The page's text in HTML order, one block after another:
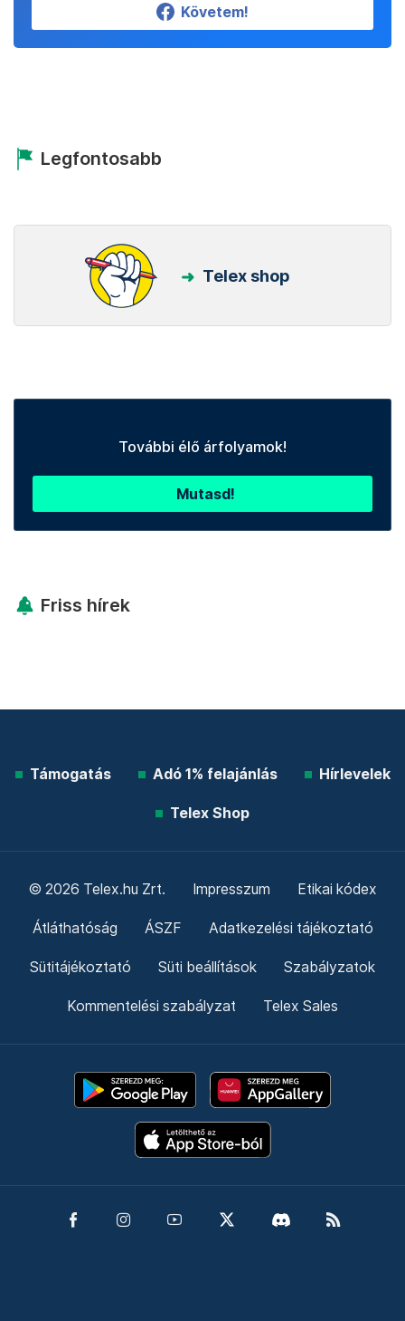
Követem!
Legfontosabb
Telex shop
További élő árfolyamok!
Mutasd!
Friss hírek
Támogatás Adó 1% felajánlás Hírlevelek
Telex Shop
© 2026 Telex.hu Zrt. Impresszum Etikai kódex
Átláthatóság ÁSZF Adatkezelési tájékoztató
Sütitájékoztató Süti beállítások Szabályzatok
Kommentelési szabályzat Telex Sales